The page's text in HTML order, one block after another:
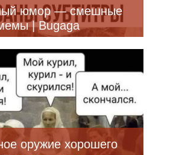
юмор — смешные
| Bugaga
оружие хорошего